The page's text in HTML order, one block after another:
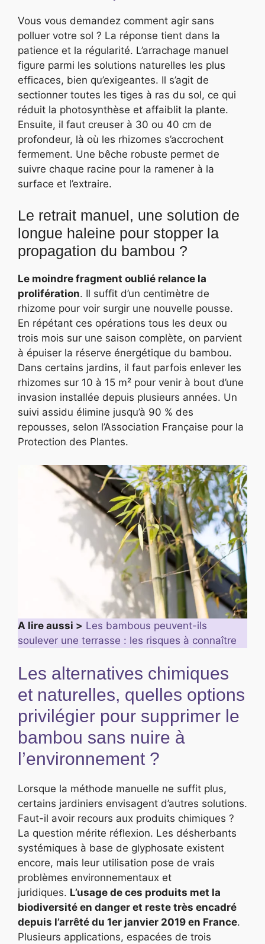
Vous vous demandez comment agir sans
polluer votre sol ? La réponse tient dans la
patience et la régularité. L’arrachage manuel
figure parmi les solutions naturelles les plus
efficaces, bien qu’exigeantes. Il s’agit de
sectionner toutes les tiges à ras du sol, ce qui
réduit la photosynthèse et affaiblit la plante.
Ensuite, il faut creuser à 30 ou 40 cm de
profondeur, là où les rhizomes s’accrochent
fermement. Une bêche robuste permet de
suivre chaque racine pour la ramener à la
surface et l’extraire.
Le retrait manuel, une solution de
longue haleine pour stopper la
propagation du bambou ?
Le moindre fragment oublié relance la
prolifération. Il suffit d’un centimètre de
rhizome pour voir surgir une nouvelle pousse.
En répétant ces opérations tous les deux ou
trois mois sur une saison complète, on parvient
à épuiser la réserve énergétique du bambou.
Dans certains jardins, il faut parfois enlever les
rhizomes sur 10 à 15 m² pour venir à bout d’une
invasion installée depuis plusieurs années. Un
suivi assidu élimine jusqu’à 90 % des
repousses, selon l’Association Française pour la
Protection des Plantes.
A lire aussi > Les bambous peuvent-ils
soulever une terrasse : les risques à connaître
Les alternatives chimiques
et naturelles, quelles options
privilégier pour supprimer le
bambou sans nuire à
l’environnement ?
Lorsque la méthode manuelle ne suffit plus,
certains jardiniers envisagent d’autres solutions.
Faut-il avoir recours aux produits chimiques ?
La question mérite réflexion. Les désherbants
systémiques à base de glyphosate existent
encore, mais leur utilisation pose de vrais
problèmes environnementaux et
juridiques. L’usage de ces produits met la
biodiversité en danger et reste très encadré
depuis l’arrêté du 1er janvier 2019 en France.
Plusieurs applications, espacées de trois